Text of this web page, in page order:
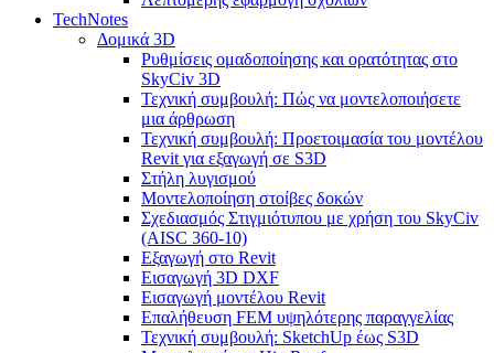
TechNotes
Δομικά 3D
Ρυθμίσεις ομαδοποίησης και ορατότητας στο
SkyCiv 3D
Τεχνική συμβουλή: Πώς να μοντελοποιήσετε
μια άρθρωση
Τεχνική συμβουλή: Προετοιμασία του μοντέλου
Revit για εξαγωγή σε S3D
Στήλη λυγισμού
Μοντελοποίηση στοίβες δοκών
Σχεδιασμός Στιγμιότυπου με χρήση του SkyCiv
(AISC 360-10)
Εξαγωγή στο Revit
Εισαγωγή 3D DXF
Εισαγωγή μοντέλου Revit
Επαλήθευση FEM υψηλότερης παραγγελίας
Τεχνική συμβουλή: SketchUp έως S3D